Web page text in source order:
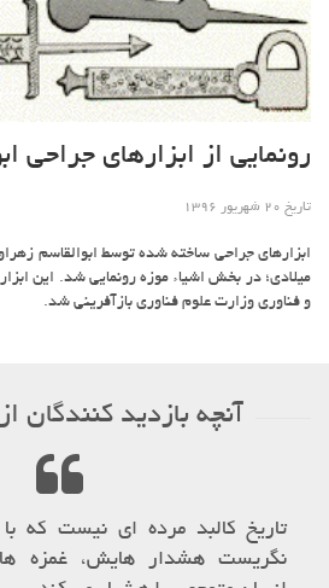
رونمایی از ابزارهای جراحی
تاریخ 20 شهریور 1396
ابزارهای جراحی ساخته شده توسط ابوالقاسم
میلادی؛ در بخش اشیاء موزه رونمایی شد. این
و فناوری وزارت علوم فناوری بازآفرینی شد.
آنچه بازدید کنندگان
تاریخ کالبد
نگریست
پور در راه